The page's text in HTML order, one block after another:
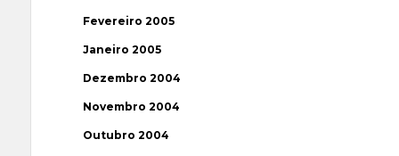
Fevereiro 2005
Janeiro 2005
Dezembro 2004
Novembro 2004
Outubro 2004